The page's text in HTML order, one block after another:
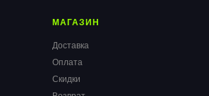
МАГАЗИН
Доставка
Оплата
Скидки